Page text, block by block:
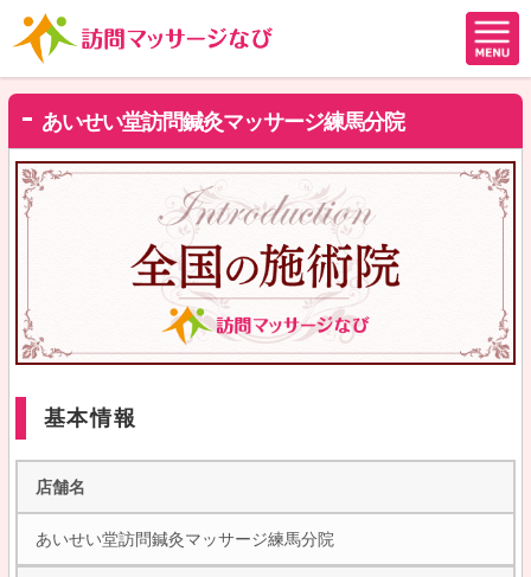
あいせい堂訪問鍼灸マッサージ練馬分院
基本情報
店舗名
あいせい堂訪問鍼灸マッサージ練馬分院